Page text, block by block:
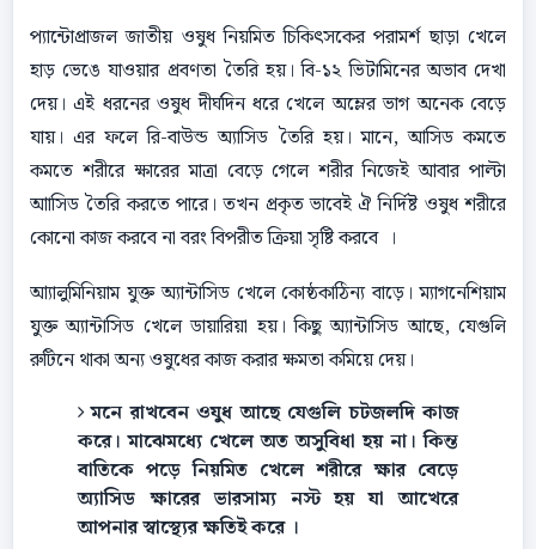
প্যান্টোপ্রাজল জাতীয় ওষুধ নিয়মিত চিকিৎসকের পরামর্শ ছাড়া খেলে
হাড় ভেঙে যাওয়ার প্রবণতা তৈরি হয়। বি-১২ ভিটামিনের অভাব দেখা
দেয়। এই ধরনের ওষুধ দীর্ঘদিন ধরে খেলে অম্লের ভাগ অনেক বেড়ে
যায়। এর ফলে রি-বাউন্ড অ্যাসিড তৈরি হয়। মানে, আসিড কমতে
কমতে শরীরে ক্ষারের মাত্রা বেড়ে গেলে শরীর নিজেই আবার পাল্টা
আাসিড তৈরি করতে পারে। তখন প্রকৃত ভাবেই ঐ নির্দিষ্ট ওষুধ শরীরে
কোনো কাজ করবে না বরং বিপরীত ক্রিয়া সৃষ্টি করবে ।
আ্যালুমিনিয়াম যুক্ত অ্যান্টাসিড খেলে কোষ্ঠকাঠিন্য বাড়ে। ম্যাগনেশিয়াম
যুক্ত অ্যান্টাসিড খেলে ডায়ারিয়া হয়। কিছু অ্যান্টাসিড আছে, যেগুলি
রুটিনে থাকা অন্য ওষুধের কাজ করার ক্ষমতা কমিয়ে দেয়।
মনে রাখবেন ওযুধ আছে যেগুলি চটজলদি কাজ
করে। মাঝেমধ্যে খেলে অত অসুবিধা হয় না। কিন্ত
বাতিকে পড়ে নিয়মিত খেলে শরীরে ক্ষার বেড়ে
অ্যাসিড ক্ষারের ভারসাম্য নস্ট হয় যা আখেরে
আপনার স্বাস্থ্যের ক্ষতিই করে ।